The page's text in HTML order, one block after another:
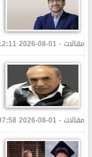
مقالات - 01-08-2026 12:11 PM
مقالات - 01-08-2026 07:58 AM